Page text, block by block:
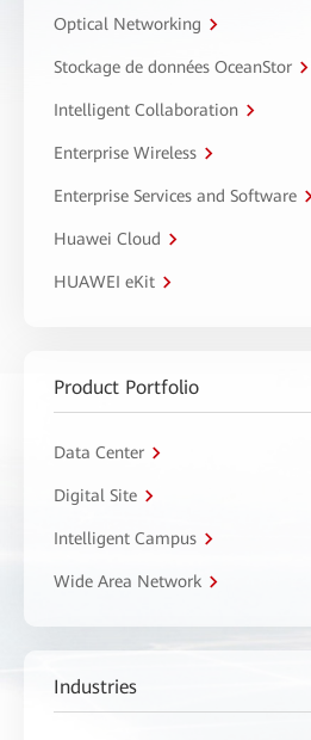
Optical Networking
Stockage de données OceanStor
Intelligent Collaboration
Enterprise Wireless
Enterprise Services and Software
Huawei Cloud
HUAWEI eKit
Product Portfolio
Data Center
Digital Site
Intelligent Campus
Wide Area Network
Industries